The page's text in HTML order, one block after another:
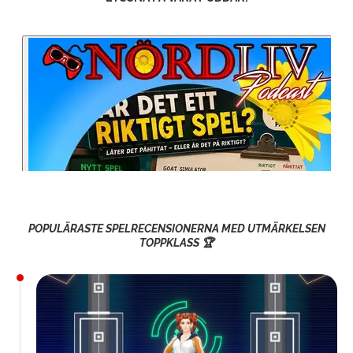
POPULÄRASTE SPELRECENSIONERNA MED UTMÄRKELSEN
TOPPKLASS 🏆